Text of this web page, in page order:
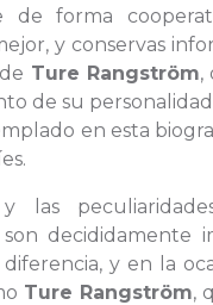
forma
y conservas
Ture Rangström,
de su
en esta
y las
decididamente
y en la
Ture Rangström,